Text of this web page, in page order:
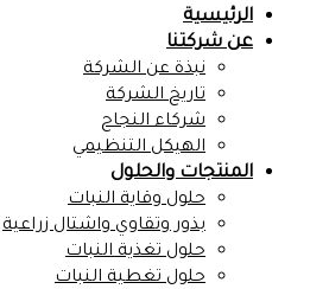
الرئيسية
عن شركتنا
نبذة عن الشركة
تاريخ الشركة
شركاء النجاح
الهيكل التنظيمي
المنتجات والحلول
حلول وقاية النبات
بذور وتقاوي واشتال زراعية
حلول تغذية النبات
حلول تغطية النبات